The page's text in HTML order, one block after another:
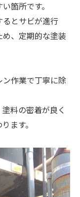
箇所です。
るとサビが進行
め、定期的な塗装
ン作業で丁寧に除
料の密着が良く
ます。